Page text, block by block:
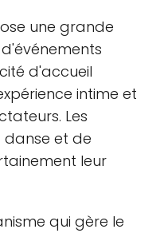
une grande
d'accueil
intime et
Les
et de
leur
qui gère le